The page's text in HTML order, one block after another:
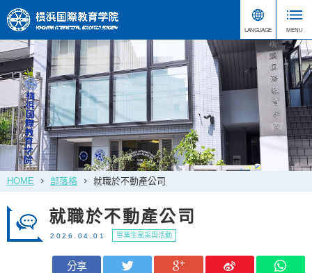
HOME 部落格 就職於不動產公司
就職於不動產公司
2026.04.01 畢業生風采與活動
分享